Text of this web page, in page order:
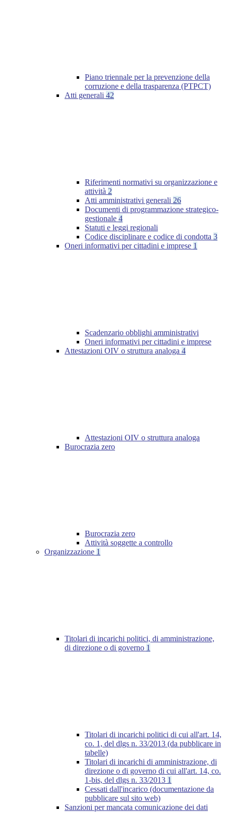
Piano triennale per la prevenzione della
corruzione e della trasparenza (PTPCT)
Atti generali 42
Riferimenti normativi su organizzazione e
attività 2
Atti amministrativi generali 26
Documenti di programmazione strategico-
gestionale 4
Statuti e leggi regionali
Codice disciplinare e codice di condotta 3
Oneri informativi per cittadini e imprese 1
Scadenzario obblighi amministrativi
Oneri informativi per cittadini e imprese
Attestazioni OIV o struttura analoga 4
Attestazioni OIV o struttura analoga
Burocrazia zero
Burocrazia zero
Attività soggette a controllo
Organizzazione 1
Titolari di incarichi politici, di amministrazione,
di direzione o di governo 1
Titolari di incarichi politici di cui all'art. 14,
co. 1, del dlgs n. 33/2013 (da pubblicare in
tabelle)
Titolari di incarichi di amministrazione, di
direzione o di governo di cui all'art. 14, co.
1-bis, del dlgs n. 33/2013 1
Cessati dall'incarico (documentazione da
pubblicare sul sito web)
Sanzioni per mancata comunicazione dei dati